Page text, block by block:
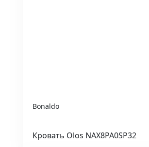
Bonaldo
Кровать Olos NAX8PA0SP32